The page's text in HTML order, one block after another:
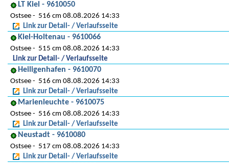
LT Kiel - 9610050
Ostsee
516 cm 08.08.2026 14:33
Link zur Detail- / Verlaufsseite
Kiel-Holtenau - 9610066
Ostsee
515 cm 08.08.2026 14:33
Link zur Detail- / Verlaufsseite
Heiligenhafen - 9610070
Ostsee
516 cm 08.08.2026 14:33
Link zur Detail- / Verlaufsseite
Marienleuchte - 9610075
Ostsee
516 cm 08.08.2026 14:33
Link zur Detail- / Verlaufsseite
Neustadt - 9610080
Ostsee
517 cm 08.08.2026 14:33
Link zur Detail- / Verlaufsseite